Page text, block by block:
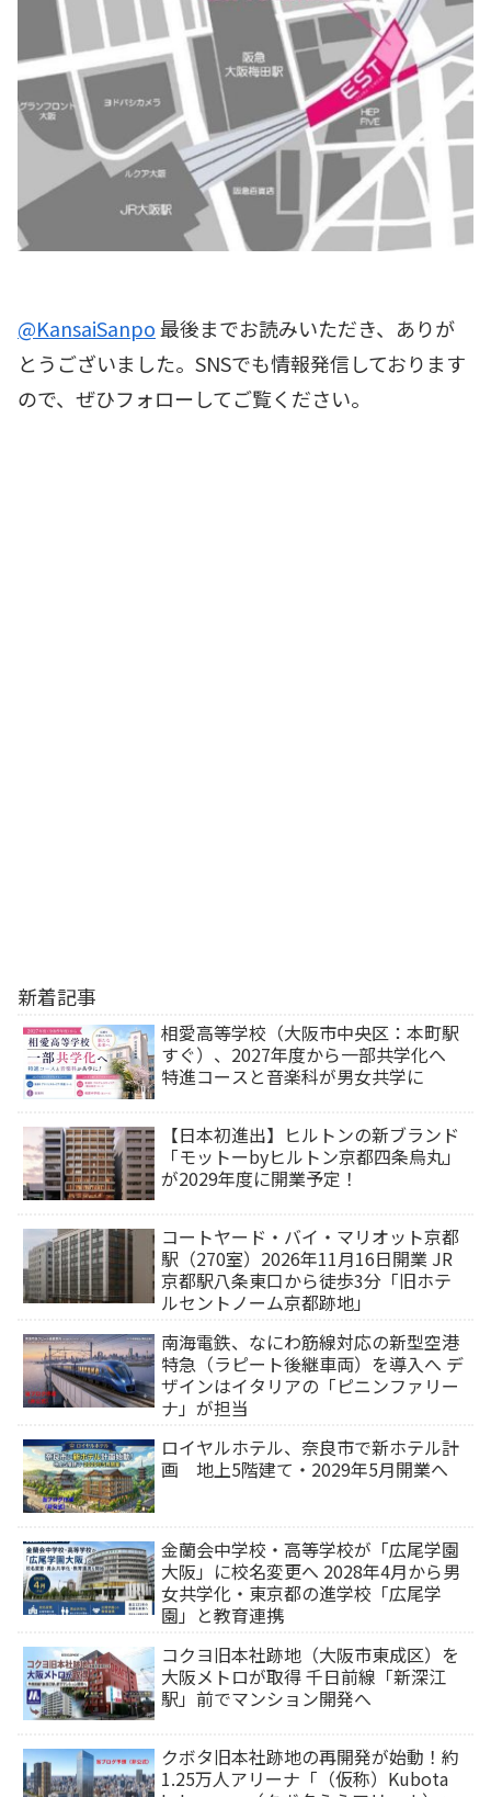
@KansaiSanpo最後までお読みいただき、ありが
とうございました。SNSでも情報発信しております
ので、ぜひフォローしてご覧ください。
新着記事
相愛高等学校（大阪市中央区：本町駅
すぐ）、2027年度から一部共学化へ
特進コースと音楽科が男女共学に
【日本初進出】ヒルトンの新ブランド
「モットーbyヒルトン京都四条烏丸」
が2029年度に開業予定！
コートヤード・バイ・マリオット京都
駅（270室）2026年11月16日開業 JR
京都駅八条東口から徒歩3分「旧ホテ
ルセントノーム京都跡地」
南海電鉄、なにわ筋線対応の新型空港
特急（ラピート後継車両）を導入へ デ
ザインはイタリアの「ピニンファリー
ナ」が担当
ロイヤルホテル、奈良市で新ホテル計
画 地上5階建て・2029年5月開業へ
金蘭会中学校・高等学校が「広尾学園
大阪」に校名変更へ 2028年4月から男
女共学化・東京都の進学校「広尾学
園」と教育連携
コクヨ旧本社跡地（大阪市東成区）を
大阪メトロが取得 千日前線「新深江
駅」前でマンション開発へ
クボタ旧本社跡地の再開発が始動！約
1.25万人アリーナ「（仮称）Kubota